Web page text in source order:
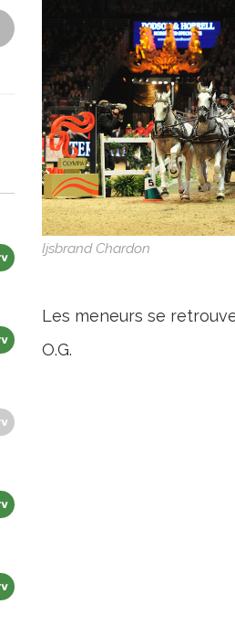
Ijsbrand Chardon
Les meneurs se
O.G.